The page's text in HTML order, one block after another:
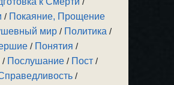
/ Покаяние, Прощение
мир / Политика /
/ Понятия /
/ Послушание / Пост /
/